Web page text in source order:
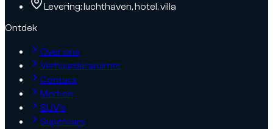
Levering: luchthaven, hotel, villa
Ontdek
Over ons
Verhuurdersruimte
Contact
Merken
SUV's
Supercars